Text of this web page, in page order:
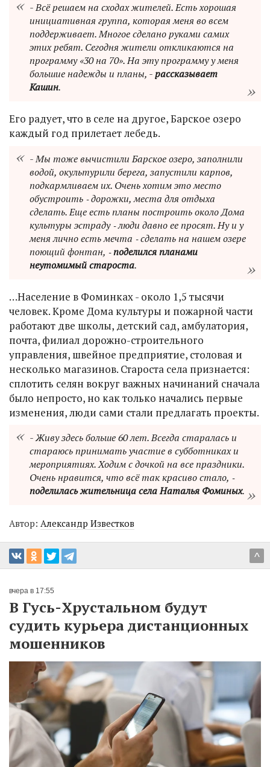
- Всё решаем на сходах жителей. Есть хорошая
инициативная группа, которая меня во всем
поддерживает. Многое сделано руками самих
этих ребят. Сегодня жители откликаются на
программу «30 на 70». На эту программу у меня
большие надежды и планы, -рассказывает
Кашин.
Его радует, что в селе на другое, Барское озеро
каждый год прилетает лебедь.
- Мы тоже вычистили Барское озеро, заполнили
водой, окультурили берега, запустили карпов,
подкармливаем их. Очень хотим это место
обустроить ‑ дорожки, места для отдыха
сделать. Еще есть планы построить около Дома
культуры эстраду ‑ люди давно ее просят. Ну и у
меня лично есть мечта ‑ сделать на нашем озере
поющий фонтан, ‑поделился планами
неутомимый староста.
…Население в Фоминках - около 1,5 тысячи
человек. Кроме Дома культуры и пожарной части
работают две школы, детский сад, амбулатория,
почта, филиал дорожно-строительного
управления, швейное предприятие, столовая и
несколько магазинов. Староста села признается:
сплотить селян вокруг важных начинаний сначала
было непросто, но как только начались первые
изменения, люди сами стали предлагать проекты.
- Живу здесь больше 60 лет. Всегда старалась и
стараюсь принимать участие в субботниках и
мероприятиях. Ходим с дочкой на все праздники.
Очень нравится, что всё так красиво стало, ‑
поделилась жительница села Наталья Фоминых.
Автор: Александр Известков
^
вчера в 17:55
В Гусь-Хрустальном будут
судить курьера дистанционных
мошенников